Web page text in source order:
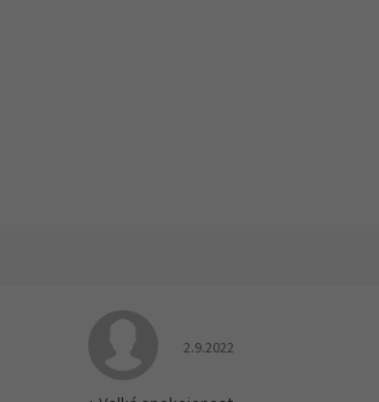
z 5 hvězdiček. Hodnocení obchodu je 5 z
2.9.2022